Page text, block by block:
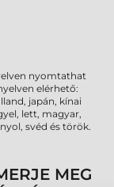
nyomtathat
elérhető:
japán, kínai
lett, magyar,
svéd és török.
MEG